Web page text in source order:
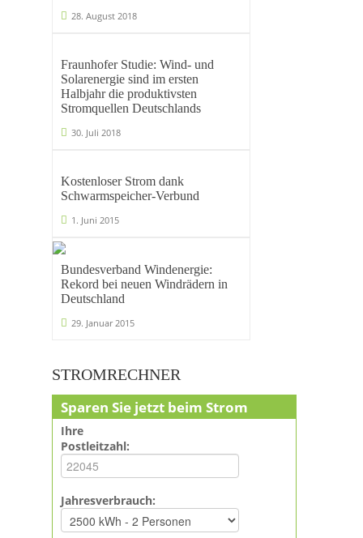
28. August 2018
Fraunhofer Studie: Wind- und
Solarenergie sind im ersten
Halbjahr die produktivsten
Stromquellen Deutschlands
30. Juli 2018
Kostenloser Strom dank
Schwarmspeicher-Verbund
1. Juni 2015
Bundesverband Windenergie:
Rekord bei neuen Windrädern in
Deutschland
29. Januar 2015
STROMRECHNER
Sparen Sie jetzt beim Strom
Ihre
Postleitzahl:
Jahresverbrauch: